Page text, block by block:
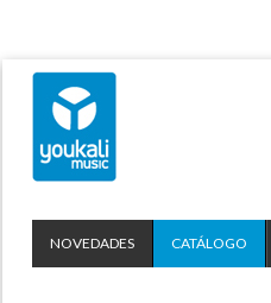
NOVEDADES CATÁLOGO